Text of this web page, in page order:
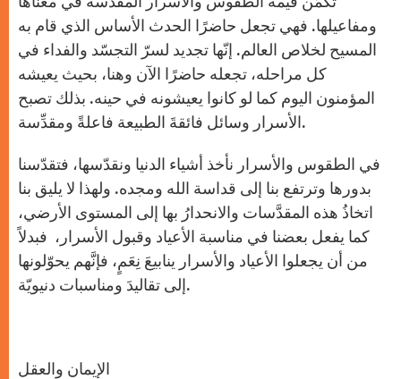
ومفاعيلها. فهي تجعل حاضرًا الحدث الأساس الذي قام به
المسيح لخلاص العالم. إنّها تجديد لسرّ التجسّد والفداء في
كل مراحله، تجعله حاضرًا الآن وهنا، بحيث يعيشه
المؤمنون اليوم كما لو كانوا يعيشونه في حينه. بذلك تصبح
الأسرار وسائل فائقةَ الطبيعة فاعلةً ومقدِّسة.
في الطقوس والأسرار نأخذ أشياء الدنيا ونقدّسها، فتقدّسنا
بدورها وترتفع بنا إلى قداسة الله ومجده. ولهذا لا يليق بنا
اتخاذُ هذه المقدَّسات والانحدارُ بها إلى المستوى الأرضي،
كما يفعل بعضنا في مناسبة الأعياد وقبول الأسرار، فبدلاً
من أن يجعلوا الأعياد والأسرار ينابيعَ نِعَمٍ، فإنَّهم يحوّلونها
إلى تقاليدَ ومناسبات دنيويّة.
الإيمان والعقل